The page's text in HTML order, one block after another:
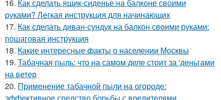
16. Как сделать ящик-сиденье на балконе своими
руками? Легкая инструкция для начинающих
17. Как сделать диван-сундук на балкон своими руками:
пошаговая инструкция
18. Какие интересные факты о населении Москвы
19. Табачная пыль: что на самом деле стоит за 'деньгами
на ветер
20. Применение табачной пыли на огороде: